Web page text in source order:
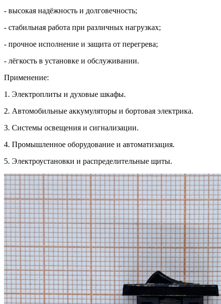
- высокая надёжность и долговечность;
- стабильная работа при различных нагрузках;
- прочное исполнение и защита от перегрева;
- лёгкость в установке и обслуживании.
Применение:
1. Электроплиты и духовые шкафы.
2. Автомобильные аккумуляторы и бортовая электрика.
3. Системы освещения и сигнализации.
4. Промышленное оборудование и автоматизация.
5. Электроустановки и распределительные щиты.